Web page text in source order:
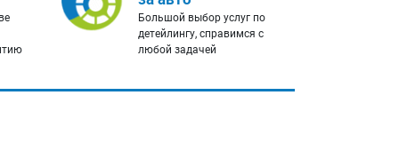
Большой выбор услуг по
детейлингу, справимся с
любой задачей